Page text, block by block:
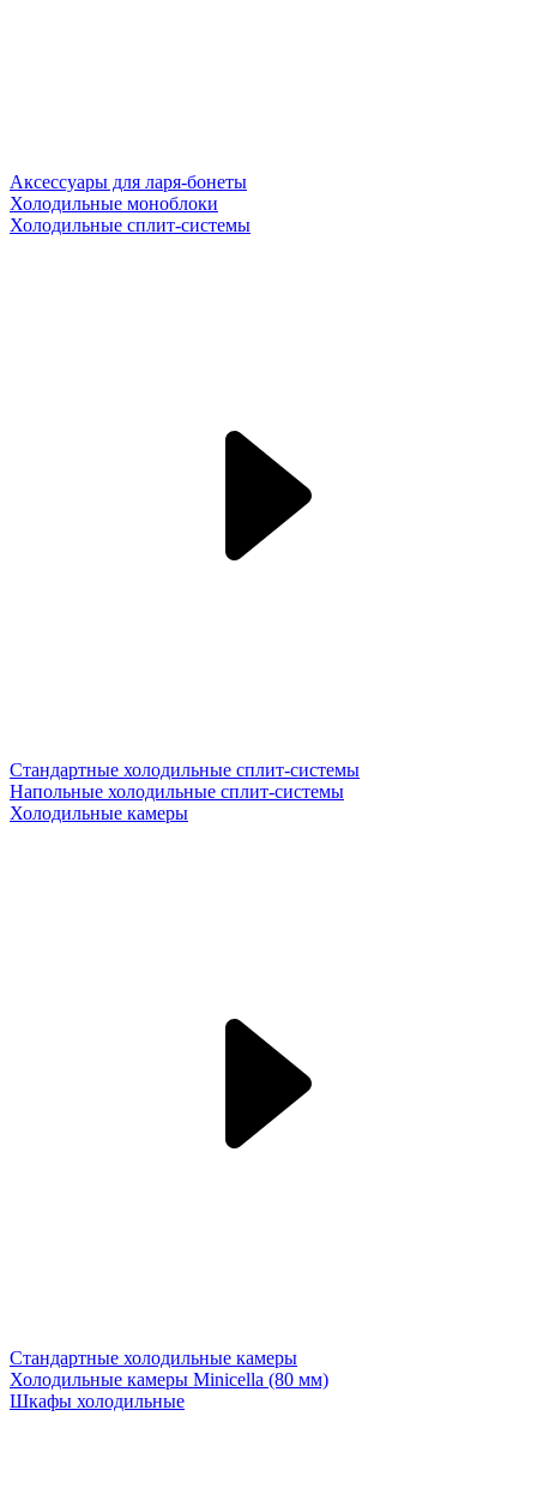
Аксессуары для ларя-бонеты
Холодильные моноблоки
Холодильные сплит-системы
Стандартные холодильные сплит-системы
Напольные холодильные сплит-системы
Холодильные камеры
Стандартные холодильные камеры
Холодильные камеры Minicella (80 мм)
Шкафы холодильные